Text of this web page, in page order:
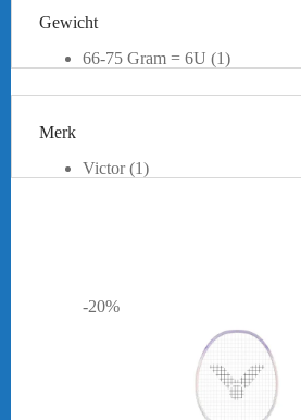
-20%
Gewicht
66-75 Gram = 6U (1)
Merk
Victor (1)